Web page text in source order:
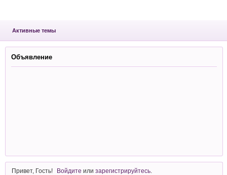
Активные темы
Объявление
Привет, Гость! Войдите илизарегистрируйтесь